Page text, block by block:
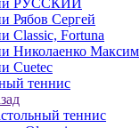
РУССКИЙ
Рябов Сергей
Classic, Fortuna
Николаенко Максим
Cuetec
теннис
теннис